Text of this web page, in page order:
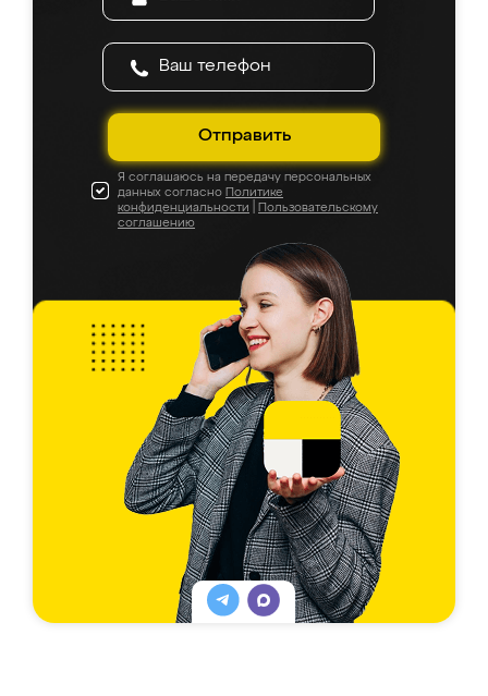
Отправить
Я соглашаюсь на передачу персональных
данных согласно Политике
конфиденциальности
Пользовательскому
соглашению